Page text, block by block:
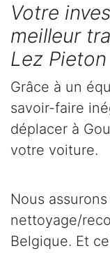
Votre
meilleur
Lez Pieton
Grâce à un
savoir-faire
déplacer à
votre voiture.
Nous
nettoyage/
Belgique. Et